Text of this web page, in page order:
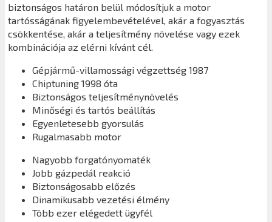
biztonságos határon belül módosítjuk a motor
tartósságának figyelembevételével, akár a fogyasztás
csökkentése, akár a teljesítmény növelése vagy ezek
kombinációja az elérni kívánt cél.
Gépjármű-villamossági végzettség 1987
Chiptuning 1998 óta
Biztonságos teljesítménynövelés
Minőségi és tartós beállítás
Egyenletesebb gyorsulás
Rugalmasabb motor
Nagyobb forgatónyomaték
Jobb gázpedál reakció
Biztonságosabb előzés
Dinamikusabb vezetési élmény
Több ezer elégedett ügyfél